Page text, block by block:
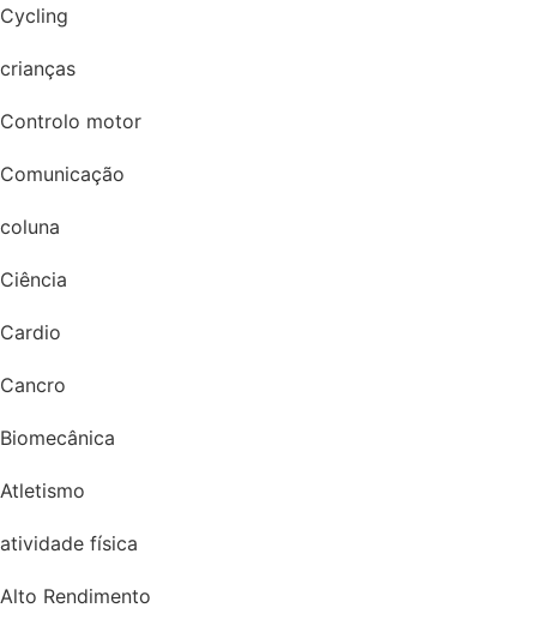
Cycling
crianças
Controlo motor
Comunicação
coluna
Ciência
Cardio
Cancro
Biomecânica
Atletismo
atividade física
Alto Rendimento